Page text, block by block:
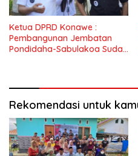
Ketua DPRD Konawe :
Pembangunan Jembatan
Pondidaha-Sabulakoa Sudah
Rekomendasi untuk